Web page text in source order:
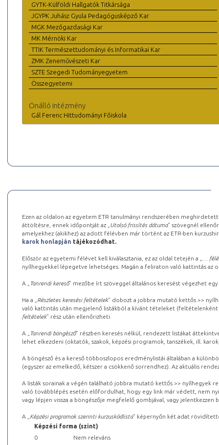
GYTK-Külföldi Hallgatók Titkársága
JGYPK Juhász Gyula Pedagógusképző Kar
MGK Mezőgazdasági Kar
MK Mérnöki Kar
TTIK Természettudományi és Informatikai Kar
ZMK Zeneművészeti Kar
SZTE Szegedi Tudományegyetem
Összegyetemi
Önálló intézmény
Gál Ferenc Hittudományi Főiskola
Ezen az oldalon az egyetem ETR tanulmányi rendszerében
áttöltésre, ennek időpontját az „ Utolsó frissítés dátuma” szövegnél
amelyekhez (akikhez) az adott félévben már történt az ETR-ben
karok honlapján tájékozódhat.
Először az egyetemi félévet kell kiválasztania, ez az oldal tetején a „
…
nyílhegyekkel lépegetve lehetséges. Magán a feliraton való kattintás az
A „ Tanrendi kereső” mezőbe írt szöveggel általános keresést végezhet
Ha a „ Részletes keresési feltételek” dobozt a jobbra mutató kettős >>
való kattintás után megjelenő listákból a kívánt tételeket (feltételenként
feltételek” rész után ellenőrizheti.
A „ Tanrendi böngésző” részben keresés nélkül, rendezett listákat
lehet elkezdeni (oktatók, szakok, képzési programok, tanszékek, ill.
A böngésző és a kereső többoszlopos eredménylistái általában a
(egyszer az emelkedő, kétszer a csökkenő sorrendhez). Az aktuális
A listák sorainak a végén található jobbra mutató kettős >> nyílhegyek
való továbblépés esetén előfordulhat, hogy egy link már védett, nem
vagy lépjen vissza a böngészője megfelelő gombjával, vagy
A „ Képzési programok szerinti kurzuskódlista” képernyőn két adat
Képzési forma (szint)
0
Nem releváns